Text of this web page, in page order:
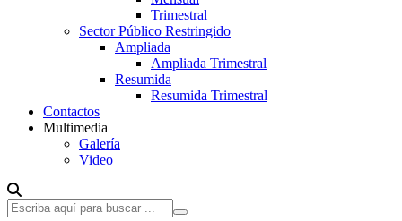
Trimestral
Sector Público Restringido
Ampliada
Ampliada Trimestral
Resumida
Resumida Trimestral
Contactos
Multimedia
Galería
Video